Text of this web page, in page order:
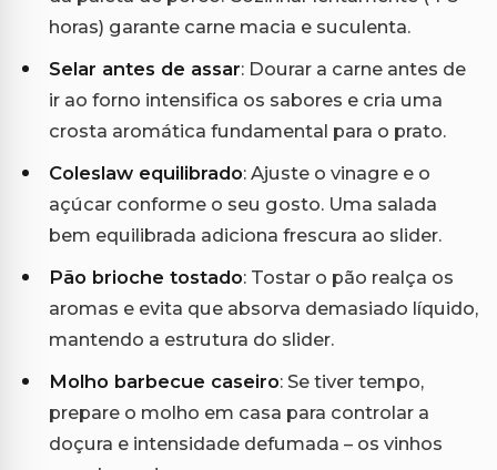
horas) garante carne macia e suculenta.
Selar antes de assar: Dourar a carne antes de
ir ao forno intensifica os sabores e cria uma
crosta aromática fundamental para o prato.
Coleslaw equilibrado: Ajuste o vinagre e o
açúcar conforme o seu gosto. Uma salada
bem equilibrada adiciona frescura ao slider.
Pão brioche tostado: Tostar o pão realça os
aromas e evita que absorva demasiado líquido,
mantendo a estrutura do slider.
Molho barbecue caseiro: Se tiver tempo,
prepare o molho em casa para controlar a
doçura e intensidade defumada – os vinhos